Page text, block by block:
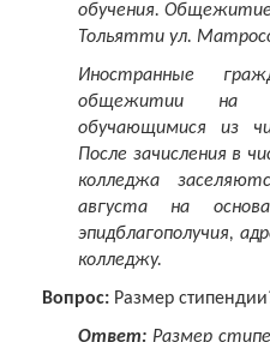
обучения. Общежитие
Тольятти ул.
Иностранные
общежитии на
обучающимися из
После зачисления в
колледжа
августа на
эпидблагополучия,
колледжу.
Вопрос: Размер
Ответ:Размер